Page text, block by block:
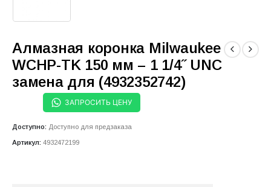
Алмазная коронка Milwaukee
WCHP-TK 150 мм – 1 1/4˝ UNC
замена для (4932352742)
ЗАПРОСИТЬ ЦЕНУ
Доступно: Доступно для предзаказа
Артикул: 4932472199